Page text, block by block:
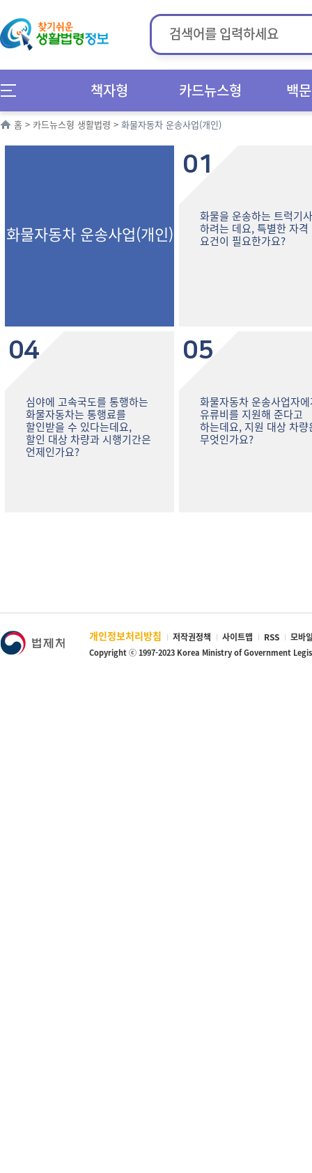
책자형 카드뉴스형 백
홈 > 카드뉴스형 생활법령 > 화물자동차 운송사업(개인)
화물자동차 운송사업(개인)
01
화물을 운송하는 트럭기
하려는 데요, 특별한 자격
요건이 필요한가요?
04
심야에 고속국도를 통행하는
화물자동차는 통행료를
할인받을 수 있다는데요,
할인 대상 차량과 시행기간은
언제인가요?
05
화물자동차 운송사업자
유류비를 지원해 준다고
하는데요, 지원 대상 차량
무엇인가요?
개인정보처리방침 저작권정책 사이트맵 RSS 모바
Copyright ⓒ 1997-2023 Korea Ministry of Government